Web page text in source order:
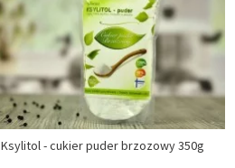
Ksylitol - cukier puder brzozowy 350g